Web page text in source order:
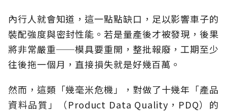
內行人就會知道，這一點點缺口，足以影響車子的
裝配強度與密封性能。若是量產後才被發現，後果
將非常嚴重──模具要重開，整批報廢，工期至少
往後拖一個月，直接損失就是好幾百萬。
然而，這類「幾毫米危機」，對做了十幾年「產品
資料品質」（Product Data Quality，PDQ）的